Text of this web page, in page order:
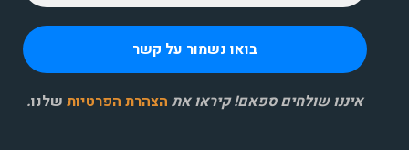
איננו שולחים ספאם! קיראו את הצהרת הפרטיות שלנו.